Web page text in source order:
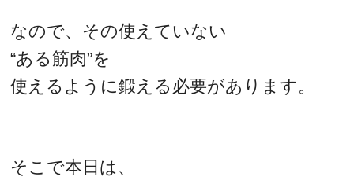
なので、その使えていない
“ある筋肉”を
使えるように鍛える必要があります。
そこで本日は、